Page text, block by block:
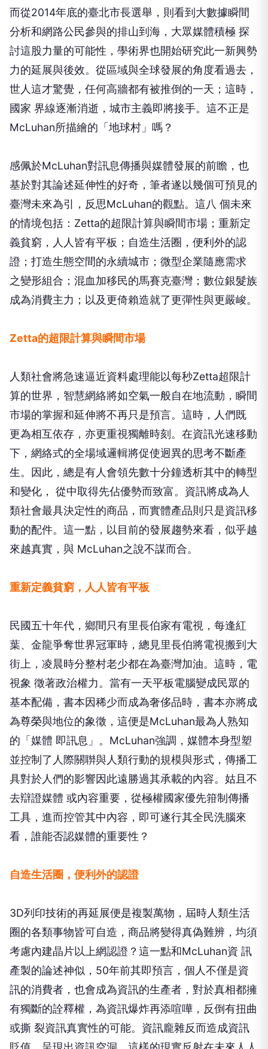
而從2014年底的臺北市長選舉，則看到大數據瞬間
分析和網路公民參與的排山到海，大眾媒體積極 探
討這股力量的可能性，學術界也開始研究此一新興勢
力的延展與後效。從區域與全球發展的角度看過去，
世人這才驚覺，任何高牆都有被推倒的一天；這時，
國家 界線逐漸消逝，城市主義即將接手。這不正是
McLuhan所描繪的「地球村」嗎？
感佩於McLuhan對訊息傳播與媒體發展的前瞻，也
基於對其論述延伸性的好奇，筆者遂以幾個可預見的
臺灣未來為引，反思McLuhan的觀點。這八 個未來
的情境包括：Zetta的超限計算與瞬間市場；重新定
義貧窮，人人皆有平板；自造生活圈，便利外的認
證；打造生態空間的永續城市；微型企業隨應需求
之變形組合；混血加移民的馬賽克臺灣；數位銀髮族
成為消費主力；以及更倚賴造就了更彈性與更嚴峻。
Zetta的超限計算與瞬間市場
人類社會將急速逼近資料處理能以每秒Zetta超限計
算的世界，智慧網絡將如空氣一般自在地流動，瞬間
市場的掌握和延伸將不再只是預言。這時，人們既
更為相互依存，亦更重視獨離時刻。在資訊光速移動
下，網絡式的全場域邏輯將促使迥異的思考不斷產
生。因此，總是有人會領先數十分鐘透析其中的轉型
和變化， 從中取得先佔優勢而致富。資訊將成為人
類社會最具決定性的商品，而實體產品則只是資訊移
動的配件。這一點，以目前的發展趨勢來看，似乎越
來越真實，與 McLuhan之說不謀而合。
重新定義貧窮，人人皆有平板
民國五十年代，鄉間只有里長伯家有電視，每逢紅
葉、金龍爭奪世界冠軍時，總見里長伯將電視搬到大
街上，凌晨時分整村老少都在為臺灣加油。這時，電
視象 徵著政治權力。當有一天平板電腦變成民眾的
基本配備，書本因稀少而成為奢侈品時，書本亦將成
為尊榮與地位的象徵，這便是McLuhan最為人熟知
的「媒體 即訊息」。McLuhan強調，媒體本身型塑
並控制了人際關聨與人類行動的規模與形式，傳播工
具對於人們的影響因此遠勝過其承載的內容。姑且不
去辯證媒體 或內容重要，從極權國家優先箝制傳播
工具，進而控管其中內容，即可遂行其全民洗腦來
看，誰能否認媒體的重要性？
自造生活圈，便利外的認證
3D列印技術的再延展便是複製萬物，屆時人類生活
圈的各類事物皆可自造，商品將變得真偽難辨，均須
考慮內建晶片以上網認證？這一點和McLuhan資 訊
產製的論述神似，50年前其即預言，個人不僅是資
訊的消費者，也會成為資訊的生產者，對於真相都擁
有獨斷的詮釋權，為資訊爆炸再添喧嘩，反倒有扭曲
或撕 裂資訊真實性的可能。資訊龐雜反而造成資訊